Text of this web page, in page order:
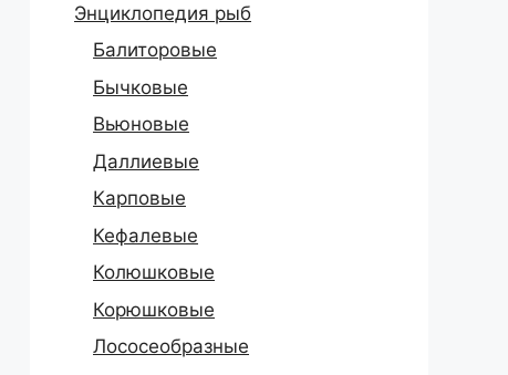
Энциклопедия рыб
Балиторовые
Бычковые
Вьюновые
Даллиевые
Карповые
Кефалевые
Колюшковые
Корюшковые
Лососеобразные